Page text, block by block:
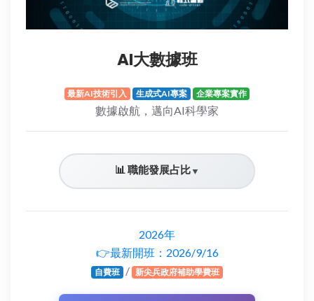
AI大數據班
最新AI技術引入 生成式AI專案 企業專案實作
數據啟航，邁向AI科學家
📊 職能發展占比▼
2026年
👉最新開班：2026/9/16
自費班 / 新尖兵政府補助學費班